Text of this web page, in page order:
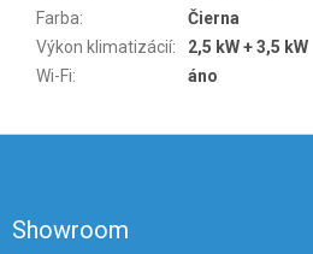
Farba:
Čierna
Výkon klimatizácií:
2,5 kW + 3,5 kW
Wi-Fi: áno
Showroom